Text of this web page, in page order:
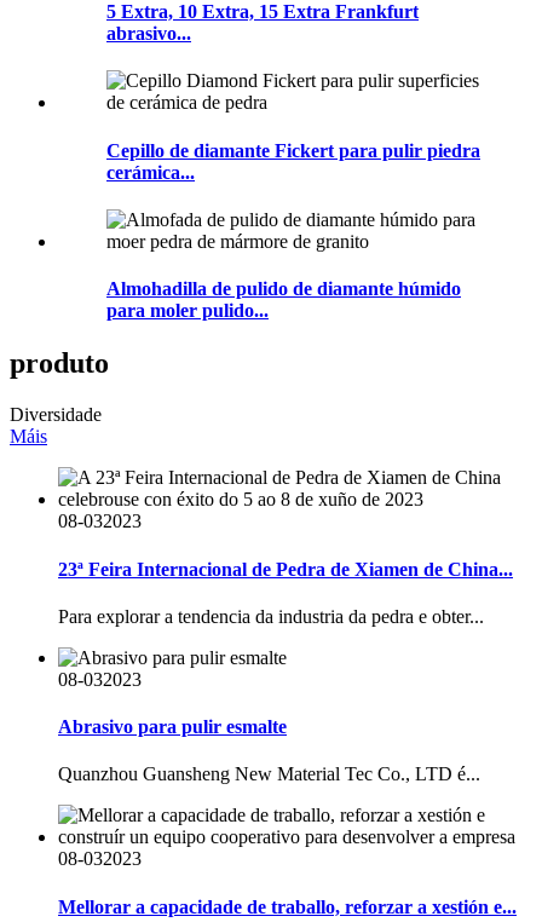
5 Extra, 10 Extra, 15 Extra Frankfurt
abrasivo...
Cepillo de diamante Fickert para pulir piedra
cerámica...
Almohadilla de pulido de diamante húmido
para moler pulido...
produto
Diversidade
Máis
08-032023
23ª Feira Internacional de Pedra de Xiamen de China...
Para explorar a tendencia da industria da pedra e obter...
08-032023
Abrasivo para pulir esmalte
Quanzhou Guansheng New Material Tec Co., LTD é...
08-032023
Mellorar a capacidade de traballo, reforzar a xestión e...